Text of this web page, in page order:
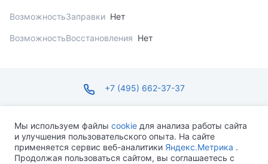
ВозможностьЗаправки Нет
ВозможностьВосстановления Нет
+7 (495) 662-37-37
ПН-ПТ С 09:00 ДО 18:00 СБ-ВС ВЫХОДНОЙ
Мы используем файлы cookie для анализа работы сайта
и улучшения пользовательского опыта. На сайте
применяется сервис веб-аналитики Яндекс.Метрика .
Продолжая пользоваться сайтом, вы соглашаетесь с